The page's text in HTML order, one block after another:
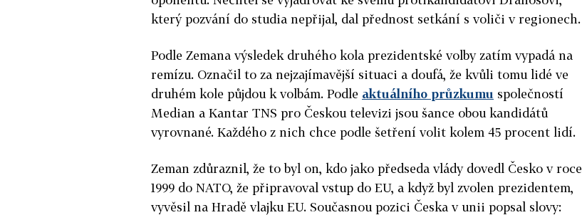
který pozvání do studia nepřijal, dal přednost setkání s voliči v regionech.
Podle Zemana výsledek druhého kola prezidentské volby zatím vypadá na
remízu. Označil to za nejzajímavější situaci a doufá, že kvůli tomu lidé ve
druhém kole půjdou k volbám. Podle aktuálního průzkumu společností
Median a Kantar TNS pro Českou televizi jsou šance obou kandidátů
vyrovnané. Každého z nich chce podle šetření volit kolem 45 procent lidí.
Zeman zdůraznil, že to byl on, kdo jako předseda vlády dovedl Česko v roce
1999 do NATO, že připravoval vstup do EU, a když byl zvolen prezidentem,
vyvěsil na Hradě vlajku EU. Současnou pozici Česka v unii popsal slovy: